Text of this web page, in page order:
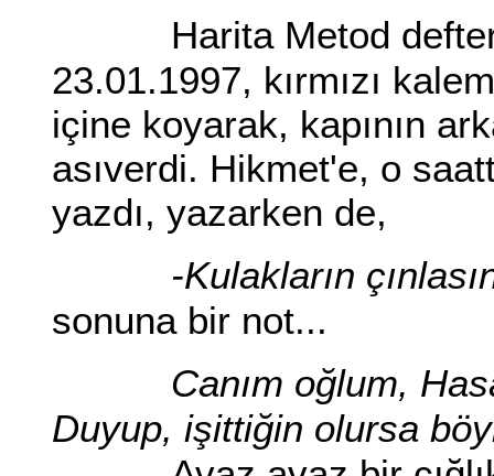
Harita Metod
23.01.1997, kırmızı
içine koyarak, kapının
asıverdi. Hikmet'e, o
yazdı, yazarken de,
-Kulakların
sonuna bir not...
Canım oğlum,
Duyup, işittiğin olursa